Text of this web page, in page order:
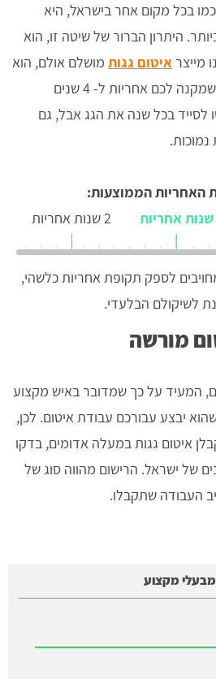
בכל מקום אחר בישראל, היא
היתרון הברור של שיטה זו, הוא
מייצראיטום גגות מושלם אולם, הוא
מספק רמת איטום סבירה שמקנה לכם אחריות ל- 4 שנים
לסייד בכל שנה את הגג אבל, גם
האחריות הממוצעות:
2 שנות אחריות
לספק תקופת אחריות כלשהי,
לשיקולם הבלעדי.
מורשה
המעיד על כך שמדובר באיש מקצוע
יבצע עבורכם עבודת איטום. לכן,
איטום גגות במעלה אדומים, בדקו
של ישראל. הרישום מהווה סוג של
העבודה שתקבלו.
מקצוע